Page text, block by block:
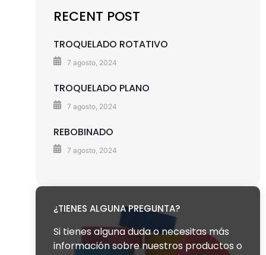
RECENT POST
TROQUELADO ROTATIVO
7 agosto, 2024
TROQUELADO PLANO
7 agosto, 2024
REBOBINADO
7 agosto, 2024
¿TIENES ALGUNA PREGUNTA?
Si tienes alguna duda o necesitas más
información sobre nuestros productos o